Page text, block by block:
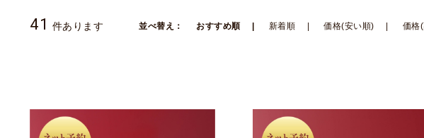
41 件あります 並べ替え： おすすめ順 新着順 価格(安い順) 価格